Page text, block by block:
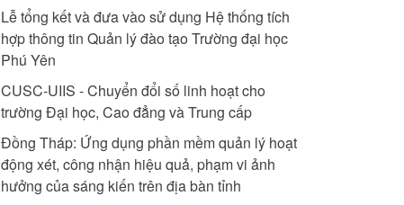
Lễ tổng kết và đưa vào sử dụng Hệ thống tích
hợp thông tin Quản lý đào tạo Trường đại học
Phú Yên
CUSC-UIIS - Chuyển đổi số linh hoạt cho
trường Đại học, Cao đẳng và Trung cấp
Đồng Tháp: Ứng dụng phần mềm quản lý hoạt
động xét, công nhận hiệu quả, phạm vi ảnh
hưởng của sáng kiến trên địa bàn tỉnh